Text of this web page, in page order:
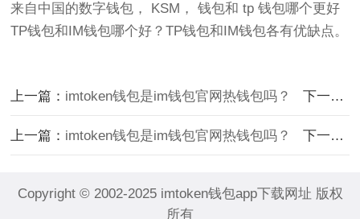
来自中国的数字钱包， KSM， 钱包和 tp 钱包哪个更好
TP钱包和IM钱包哪个好？TP钱包和IM钱包各有优缺点。
上一篇： imtoken钱包是im钱包官网热钱包吗？ 下一篇：
上一篇： imtoken钱包是im钱包官网热钱包吗？ 下一篇：
Copyright © 2002-2025 imtoken钱包app下载网址 版权
所有